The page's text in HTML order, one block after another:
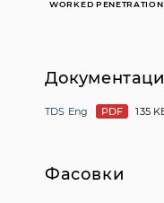
WORKED PENETRATION
TDS Eng PDF 135
Фасовки